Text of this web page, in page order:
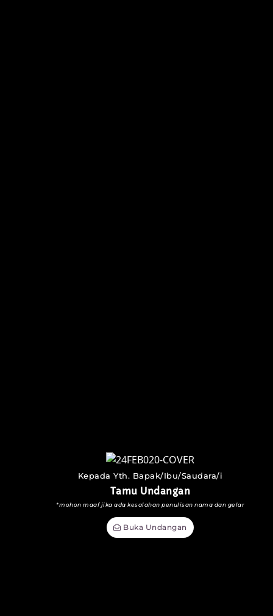
Kepada Yth. Bapak/Ibu/Saudara/i
Tamu Undangan
*mohon maaf jika ada kesalahan penulisan nama dan gelar
Buka Undangan